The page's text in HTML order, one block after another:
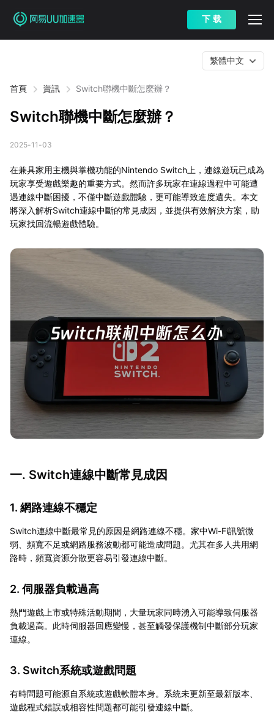
下 载
首頁 資訊 Switch聯機中斷怎麼辦？
繁體中文
Switch聯機中斷怎麼辦？
2025-11-03
在兼具家用主機與掌機功能的Nintendo Switch上，連線遊玩已成為
玩家享受遊戲樂趣的重要方式。然而許多玩家在連線過程中可能遭
遇連線中斷困擾，不僅中斷遊戲體驗，更可能導致進度遺失。本文
將深入解析Switch連線中斷的常見成因，並提供有效解決方案，助
玩家找回流暢遊戲體驗。
一. Switch連線中斷常見成因
1. 網路連線不穩定
Switch連線中斷最常見的原因是網路連線不穩。家中Wi-Fi訊號微
弱、頻寬不足或網路服務波動都可能造成問題。尤其在多人共用網
路時，頻寬資源分散更容易引發連線中斷。
2. 伺服器負載過高
熱門遊戲上市或特殊活動期間，大量玩家同時湧入可能導致伺服器
負載過高。此時伺服器回應變慢，甚至觸發保護機制中斷部分玩家
連線。
3. Switch系統或遊戲問題
有時問題可能源自系統或遊戲軟體本身。系統未更新至最新版本、
遊戲程式錯誤或相容性問題都可能引發連線中斷。